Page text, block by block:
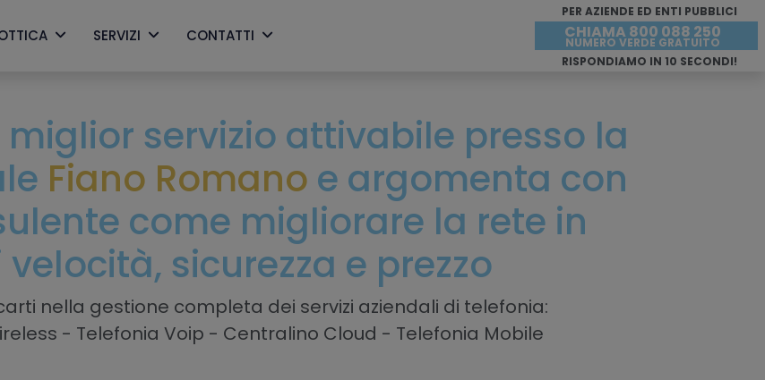
SERVIZI CONTATTI
PER AZIENDE ED ENTI PUBBLICI
CHIAMA 800 088 250
NUMERO VERDE GRATUITO
RISPONDIAMO IN 10 SECONDI!
servizio attivabile presso la
Fiano Romano e argomenta con
come migliorare la rete in
sicurezza e prezzo
nella gestione completa dei servizi aziendali di telefonia:
- Telefonia Voip - Centralino Cloud - Telefonia Mobile